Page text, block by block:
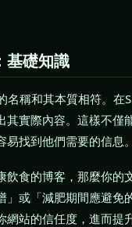
基礎知識
稱和其本質相符。在
實際內容。這樣不僅
易找到他們需要的信息
食的博客，那麼你的
或「減肥期間應避免
站的信任度，進而提